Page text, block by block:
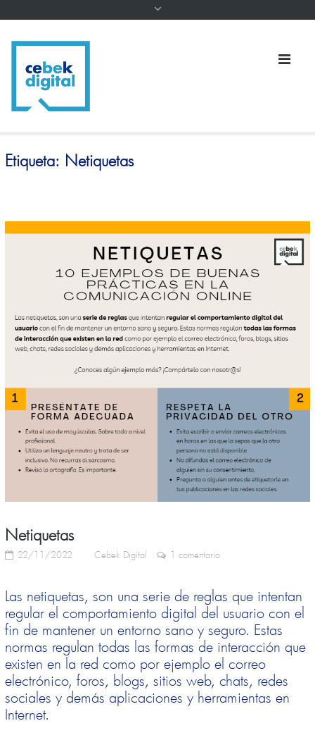
Etiqueta: Netiquetas
Netiquetas
22/11/2022 Cebek Digital 1 comentario
Las netiquetas, son una serie de reglas que intentan
regular el comportamiento digital del usuario con el
fin de mantener un entorno sano y seguro. Estas
normas regulan todas las formas de interacción que
existen en la red como por ejemplo el correo
electrónico, foros, blogs, sitios web, chats, redes
sociales y demás aplicaciones y herramientas en
Internet.